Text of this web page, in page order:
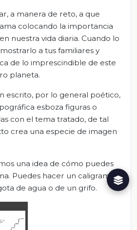
a manera de reto, a que
colocando la importancia
nuestra vida diaria. Cuando lo
a tus familiares y
de lo imprescindible de este
planeta.
escrito, por lo general poético,
esboza figuras o
con el tema tratado, de tal
crea una especie de imagen
una idea de cómo puedes
Puedes hacer un caligrama
de agua o de un grifo.